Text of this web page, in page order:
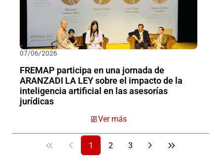
07/06/2026
FREMAP participa en una jornada de
ARANZADI LA LEY sobre el impacto de la
inteligencia artificial en las asesorías
jurídicas
Ver más
1 2 3